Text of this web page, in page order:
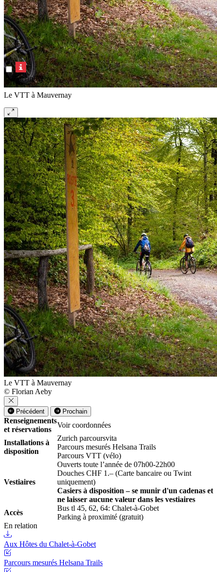
© Florian Aeby
Le VTT à Mauvernay
Le VTT à Mauvernay
© Florian Aeby
Précédent Prochain
Renseignements
et réservations
Voir coordonnées
Installations à
disposition
Zurich parcoursvita
Parcours mesurés Helsana Trails
Parcours VTT (vélo)
Vestiaires
Ouverts toute l’année de 07h00-22h00
Douches CHF 1.– (Carte bancaire ou Twint
uniquement)
Casiers à disposition – se munir d'un cadenas et
ne laisser aucune valeur dans les vestiaires
Accès
Bus tl 45, 62, 64: Chalet-à-Gobet
Parking à proximité (gratuit)
En relation
Aux Hôtes du Chalet-à-Gobet
Parcours mesurés Helsana Trails